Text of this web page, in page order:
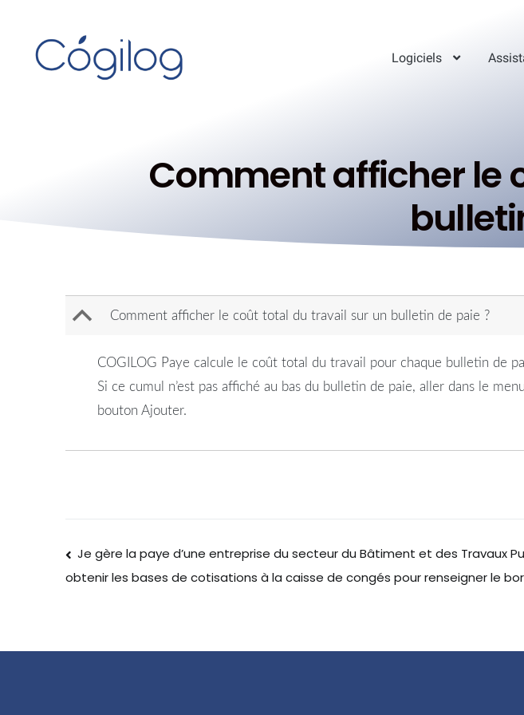
Logiciels
Comment afficher le
B Comment afficher le coût total du travail sur un bulletin de paie ?
COGILOG Paye calcule le coût total du travail pour chaque bulletin de
Si ce cumul n’est pas affiché au bas du bulletin de paie, aller dans le
bouton Ajouter.
Je gère la paye d’une entreprise du secteur du Bâtiment et des Travaux
obtenir les bases de cotisations à la caisse de congés pour renseigner le